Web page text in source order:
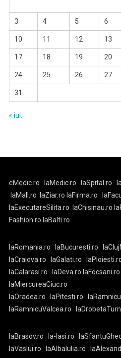
3 4 5 6
10 11 12 13
17 18 19 20
24 25 26 27
31
« iul.
eMedic.ro laMedic.ro laSpital.ro
laMall.ro
laZiar.ro laFirma.ro
laExecutareSilita.ro
laChisinau.ro
Fashion.ro laBalti.ro
laRomania.ro laBucuresti.ro
laCraiova.ro
laGalati.ro
laCalarasi.ro
laDeva.ro laFocsani.ro
laMiercureaCiuc.ro
laOradea.ro
laPitesti.ro
laRamnicuValcea.ro
laBrasov.ro la-Iasi.ro
laVaslui.ro
laAlbaIulia.ro